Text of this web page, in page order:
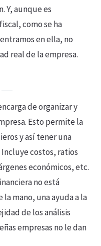
Y, aunque es
como se ha
en ella, no
real de la empresa.
de organizar y
Esto permite la
y así tener una
costos, ratios
económicos, etc.
no está
mano, una ayuda a la
de los análisis
empresas no le dan